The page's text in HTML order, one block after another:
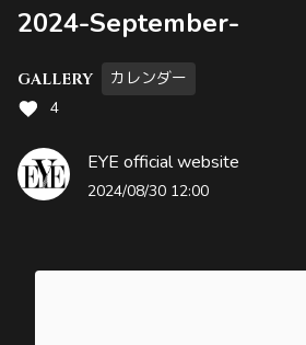
2024-September-
GALLERY
カレンダー
4
EYE official website
2024/08/30 12:00